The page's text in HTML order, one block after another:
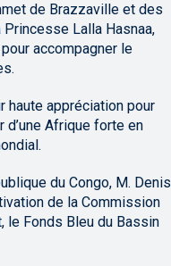
de Brazzaville et des
Lalla Hasnaa,
accompagner le
haute appréciation pour
d’une Afrique forte en
du Congo, M. Denis
de la Commission
le Fonds Bleu du Bassin